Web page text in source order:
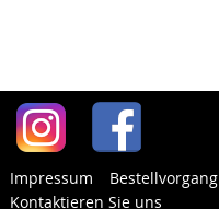
Impressum Bestellvorgang
Kontaktieren Sie uns